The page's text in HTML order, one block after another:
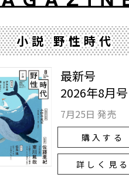
小説 野性時代
最新号
2026年8月号
7月25日 発売
購入する
詳しく見る